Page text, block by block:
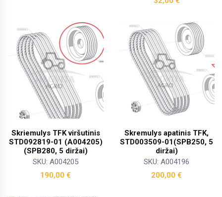
Skriemulys TFK viršutinis
STD092819-01 (A004205)
(SPB280, 5 diržai)
SKU: A004205
190,00 €
Skremulys apatinis TFK,
STD003509-01(SPB250, 5
diržai)
SKU: A004196
200,00 €